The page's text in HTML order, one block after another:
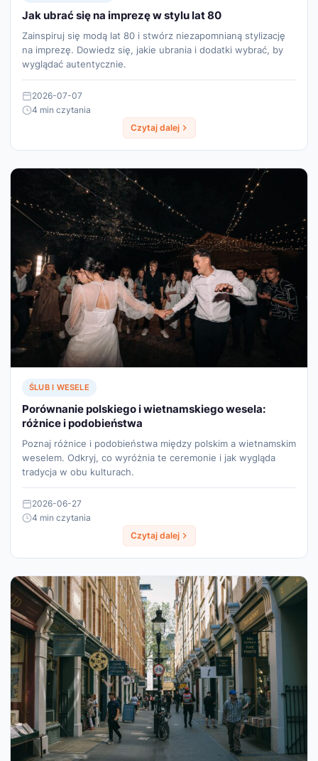
Jak ubrać się na imprezę w stylu lat 80
Zainspiruj się modą lat 80 i stwórz niezapomnianą stylizację
na imprezę. Dowiedz się, jakie ubrania i dodatki wybrać, by
wyglądać autentycznie.
2026-07-07
4 min czytania
Czytaj dalej
ŚLUB I WESELE
Porównanie polskiego i wietnamskiego wesela:
różnice i podobieństwa
Poznaj różnice i podobieństwa między polskim a wietnamskim
weselem. Odkryj, co wyróżnia te ceremonie i jak wygląda
tradycja w obu kulturach.
2026-06-27
4 min czytania
Czytaj dalej